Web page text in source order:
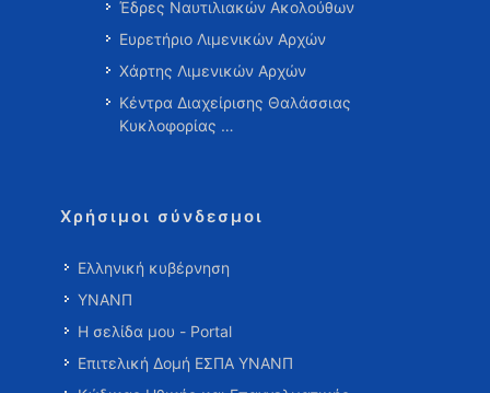
Έδρες Ναυτιλιακών Ακολούθων
Ευρετήριο Λιμενικών Αρχών
Χάρτης Λιμενικών Αρχών
Κέντρα Διαχείρισης Θαλάσσιας
Κυκλοφορίας …
Χρήσιμοι σύνδεσμοι
Ελληνική κυβέρνηση
ΥΝΑΝΠ
Η σελίδα μου - Portal
Επιτελική Δομή ΕΣΠΑ ΥΝΑΝΠ